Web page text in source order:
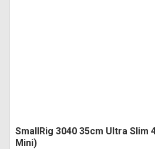
SmallRig 3040 35cm Ultra Slim
Mini)